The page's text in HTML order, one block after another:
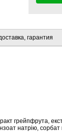
гарантия
грейпфрута,
натрію,